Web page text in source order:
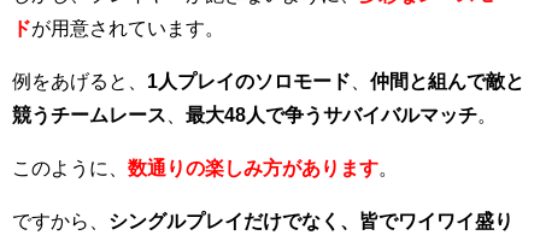
ドが用意されています。
例をあげると、 1人プレイのソロモード
仲間と組んで敵と
競うチームレース
最大48人で争うサバイバルマッチ
このように、 数通りの楽しみ方があります
ですから、 シングルプレイだけでなく、皆でワイワイ盛り